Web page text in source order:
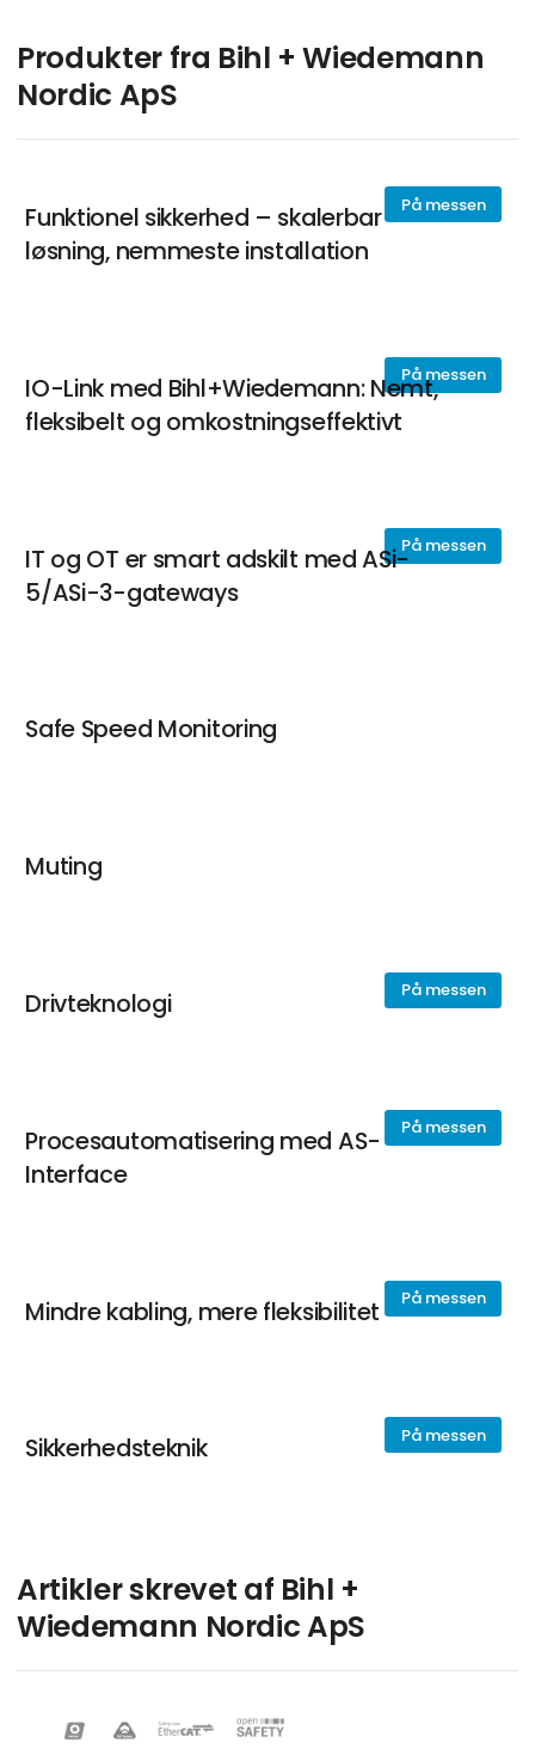
Produkter fra Bihl + Wiedemann
Nordic ApS
På messen
Funktionel sikkerhed – skalerbar
løsning, nemmeste installation
På messen
IO-Link med Bihl+Wiedemann: Nemt,
fleksibelt og omkostningseffektivt
På messen
IT og OT er smart adskilt med ASi-
5/ASi-3-gateways
Safe Speed Monitoring
Muting
På messen
Drivteknologi
På messen
Procesautomatisering med AS-
Interface
På messen
Mindre kabling, mere fleksibilitet
På messen
Sikkerhedsteknik
Artikler skrevet af Bihl +
Wiedemann Nordic ApS